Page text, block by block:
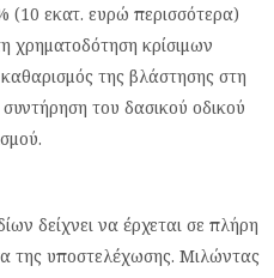
(10 εκατ. ευρώ περισσότερα)
χρηματοδότηση κρίσιμων
της βλάστησης στη
του δασικού οδικού
δείχνει να έρχεται σε πλήρη
της υποστελέχωσης. Μιλώντας